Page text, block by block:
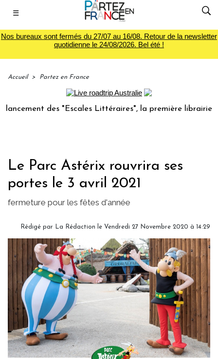
☰
Nos bureaux sont fermés du 27/07 au 16/08. Retour de la newsletter
quotidienne le 24/08/2026. Bel été !
Accueil > Partez en France
des "Escales Littéraires", la première librairie du
Le Parc Astérix rouvrira ses
portes le 3 avril 2021
fermeture pour les fêtes d'année
Rédigé par La Rédaction le Vendredi 27 Novembre 2020 à 14:29